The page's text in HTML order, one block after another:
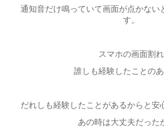
通知音だけ鳴っていて画面が点かない
す。
スマホの画面割れ
誰しも経験したことの
だれしも経験したことがあるからと安
あの時は大丈夫だった